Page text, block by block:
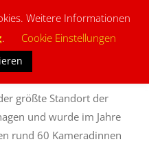
größte Standort der
und wurde im Jahre
rund 60 Kameradinnen
Weitere Informationen
. Cookie Einstellungen